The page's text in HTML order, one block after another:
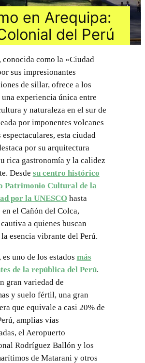
en Arequipa:
del Perú
conocida como la «Ciudad
sus impresionantes
de sillar, ofrece a los
experiencia única entre
y naturaleza en el sur de
por imponentes volcanes
espectaculares, esta ciudad
por su arquitectura
rica gastronomía y la calidez
Desde su centro histórico
Patrimonio Cultural de la
por la UNESCOhasta
en el Cañón del Colca,
a quienes buscan
esencia vibrante del Perú.
uno de los estados más
de la república del Perú.
gran variedad de
y suelo fértil, una gran
que equivale a casi 20% de
amplias vías
el Aeropuerto
Rodríguez Ballón y los
de Matarani y otros